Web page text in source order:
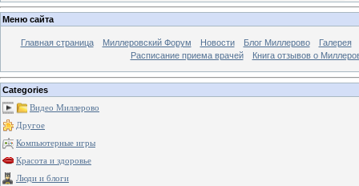
Меню сайта
Главная страница Миллеровский Форум Новости Блог Миллерово
Галерея
Расписание приема врачей
Книга отзывов о
Categories
Видео Миллерово
Другое
Компьютерные игры
Красота и здоровье
Люди и блоги